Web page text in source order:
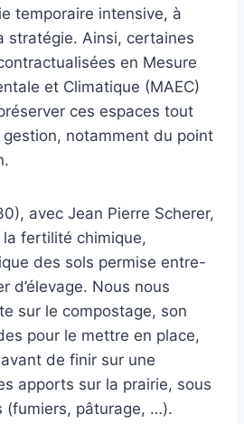
temporaire intensive, à
stratégie. Ainsi, certaines
en Mesure
et Climatique (MAEC)
ces espaces tout
notamment du point
avec Jean Pierre Scherer,
fertilité chimique,
des sols permise entre-
d’élevage. Nous nous
sur le compostage, son
pour le mettre en place,
de finir sur une
apports sur la prairie, sous
(fumiers, pâturage, …).